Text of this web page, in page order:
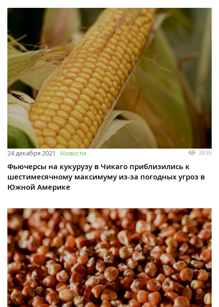
24 декабря 2021 Новости 3836
Фьючерсы на кукурузу в Чикаго приблизились к
шестимесячному максимуму из-за погодных угроз в
Южной Америке